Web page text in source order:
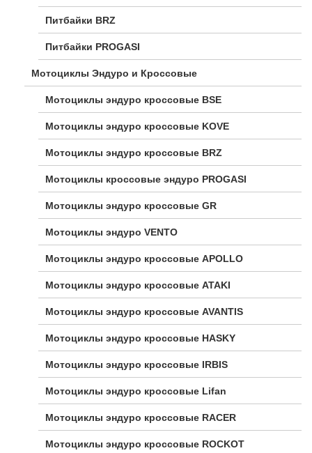
Питбайки BRZ
Питбайки PROGASI
Мотоциклы Эндуро и Кроссовые
Мотоциклы эндуро кроссовые BSE
Мотоциклы эндуро кроссовые KOVE
Мотоциклы эндуро кроссовые BRZ
Мотоциклы кроссовые эндуро PROGASI
Мотоциклы эндуро кроссовые GR
Мотоциклы эндуро VENTO
Мотоциклы эндуро кроссовые APOLLO
Мотоциклы эндуро кроссовые ATAKI
Мотоциклы эндуро кроссовые AVANTIS
Мотоциклы эндуро кроссовые HASKY
Мотоциклы эндуро кроссовые IRBIS
Мотоциклы эндуро кроссовые Lifan
Мотоциклы эндуро кроссовые RACER
Мотоциклы эндуро кроссовые ROCKOT